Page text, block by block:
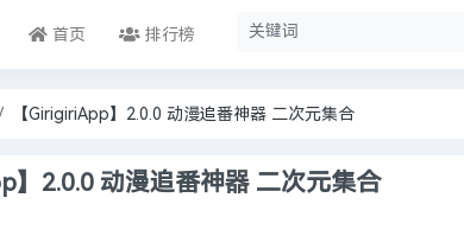
首页 排行榜
【GirigiriApp】2.0.0 动漫追番神器 二次元集合
】2.0.0 动漫追番神器 二次元集合